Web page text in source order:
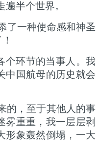
半个世界。
了一种使命感和神圣
个环节的当事人。我
中国航母的历史就会
的，至于其他人的事
雾重重，我一层层剥
形象轰然倒塌，一大